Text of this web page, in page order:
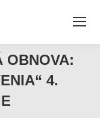
OBNOVA:
4.